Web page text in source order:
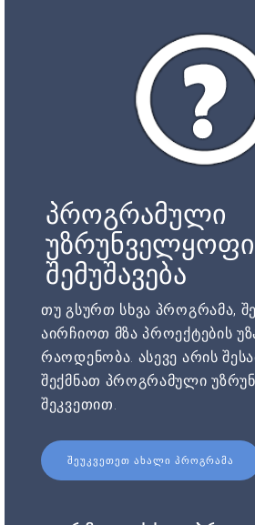
პროგრამული
შემუშავება
თუ გსურთ სხვა პროგრამა,
აირჩიოთ მზა პროექტების
რაოდენობა. ასევე არის
შექმნათ პროგრამული
შეკვეთით.
ᲨᲔᲣᲙᲕᲔᲗᲔᲗ ᲐᲮᲐᲚᲘ ᲞᲠᲝᲒᲠᲐᲛᲐ